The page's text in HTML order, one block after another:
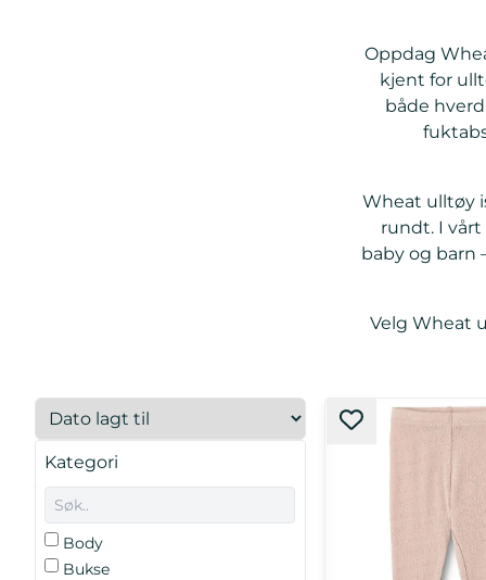
Oppdag
kjent for
både
Wheat ulltøy
rundt. I
baby og barn
Velg Wheat
Kategori
Body
Bukse